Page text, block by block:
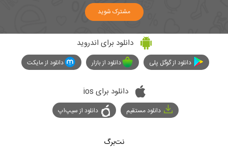
مشترک شوید
دانلود برای اندروید
دانلود از گوگل پلی دانلود از بازار دانلود از مایکت
دانلود برای ios
دانلود مستقیم دانلود از سیپ‌اپ
نت‌برگ